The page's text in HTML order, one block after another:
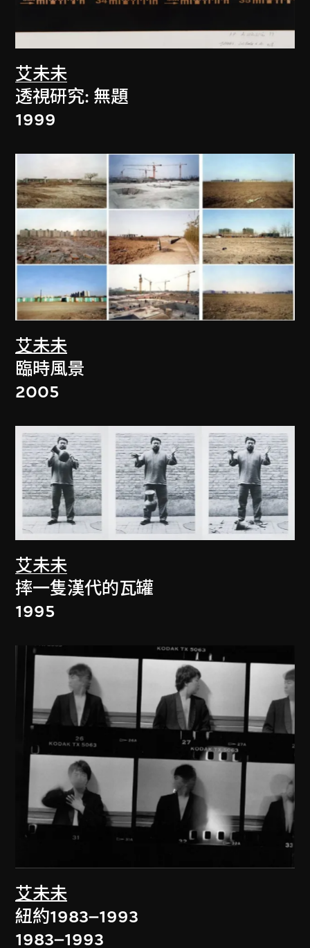
艾未未
透視研究: 無題
1999
艾未未
臨時風景
2005
艾未未
摔一隻漢代的瓦罐
1995
艾未未
紐約1983–1993
1983–1993